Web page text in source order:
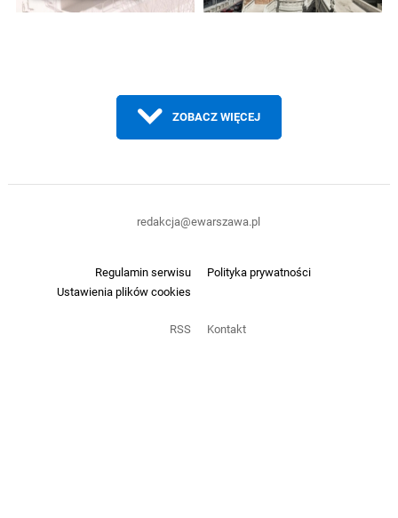
ZOBACZ WIĘCEJ
Regulamin serwisu
Polityka prywatności
Ustawienia plików cookies
RSS Kontakt
redakcja@ewarszawa.pl